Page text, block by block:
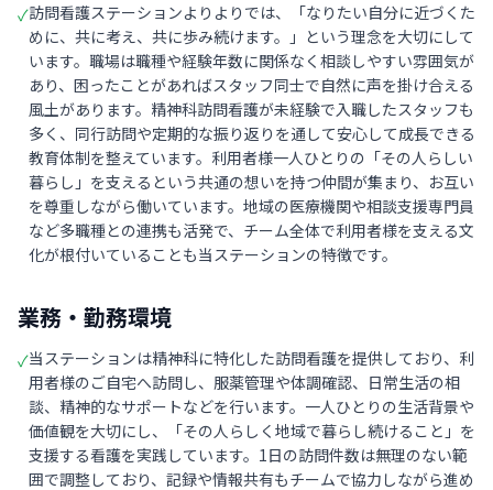
✓訪問看護ステーションよりよりでは、「なりたい自分に近づくた
めに、共に考え、共に歩み続けます。」という理念を大切にして
います。職場は職種や経験年数に関係なく相談しやすい雰囲気が
あり、困ったことがあればスタッフ同士で自然に声を掛け合える
風土があります。精神科訪問看護が未経験で入職したスタッフも
多く、同行訪問や定期的な振り返りを通して安心して成長できる
教育体制を整えています。利用者様一人ひとりの「その人らしい
暮らし」を支えるという共通の想いを持つ仲間が集まり、お互い
を尊重しながら働いています。地域の医療機関や相談支援専門員
など多職種との連携も活発で、チーム全体で利用者様を支える文
化が根付いていることも当ステーションの特徴です。
業務・勤務環境
✓当ステーションは精神科に特化した訪問看護を提供しており、利
用者様のご自宅へ訪問し、服薬管理や体調確認、日常生活の相
談、精神的なサポートなどを行います。一人ひとりの生活背景や
価値観を大切にし、「その人らしく地域で暮らし続けること」を
支援する看護を実践しています。1日の訪問件数は無理のない範
囲で調整しており、記録や情報共有もチームで協力しながら進め